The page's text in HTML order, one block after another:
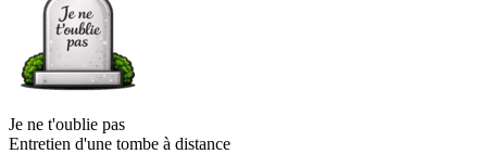
Je ne t'oublie pas
Entretien d'une tombe à distance